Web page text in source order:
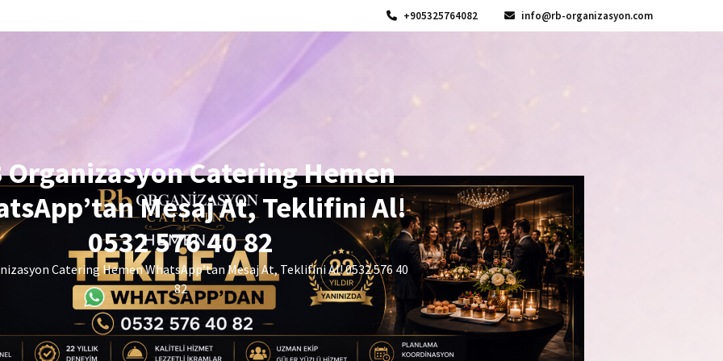
+905325764082 info@rb-organizasyon.com
Organizasyon Catering Hemen
Mesaj At, Teklifini Al!
0532 576 40 82
Catering Hemen WhatsApp’tan Mesaj At, Teklifini Al! 0532 576 40
82